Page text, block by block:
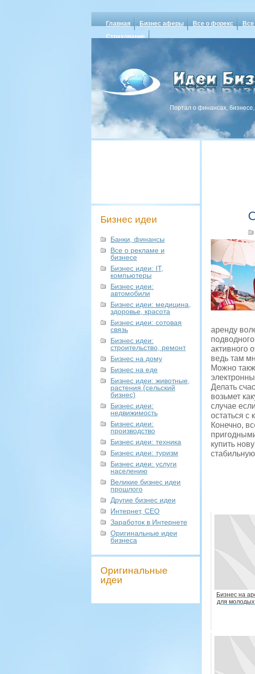
Главная Бизнес аферы Все о форекс
Страхование
Портал о финансах,
Бизнес идеи
Банки, финансы
Все о рекламе и
бизнесе
Бизнес идеи: IT,
компьютеры
Бизнес идеи:
автомобили
Бизнес идеи: медицина,
здоровье, красота
Бизнес идеи: сотовая
связь
Бизнес идеи:
строительство, ремонт
Бизнес на дому
Бизнес на еде
Бизнес идеи: животные,
растения (сельский
бизнес)
Бизнес идеи:
недвижимость
Бизнес идеи:
производство
Бизнес идеи: техника
Бизнес идеи: туризм
Бизнес идеи: услуги
населению
Великие бизнес идеи
прошлого
Другие бизнес идеи
Интернет, СЕО
Заработок в Интернете
Оригинальные идеи
бизнеса
Оригинальные
идеи
аренду
активного
ведь там
Можно
Делать
возьмет
случае
остаться с
Конечно,
купить
Бизнес на
для